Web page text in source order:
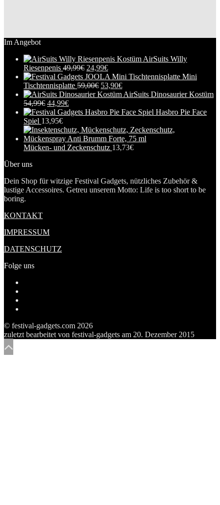
Im Angebot
AirSuits Willy
Riesenpenis 49,99€ 24,99€
Mini
Tischtennisplatte 59,00€ 53,90€
AirSuits Dinosaurier Kostüm
54,99€ 44,99€
Hasbro Pie Face
Spiel 13,95€
Mücken- und Zeckenschutz 13,73€
Über uns
Dein Shop für witzige Festival Gadgets, nützliches Zubehör &
lustige Accessoires. Getreu unserem Motto: Life is too short to be
boring.
KONTAKT
IMPRESSUM
DATENSCHUTZ
Folge uns
anzeigen
Twitter
anzeigen
auf
Pinterest
© festival-gadgets.com 2026
zuletzt bearbeitet von festival-gadgets am 20. Dezember 2015